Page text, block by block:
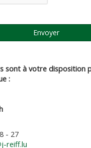
Envoyer
sont à votre disposition
:
- 27
reiff.lu